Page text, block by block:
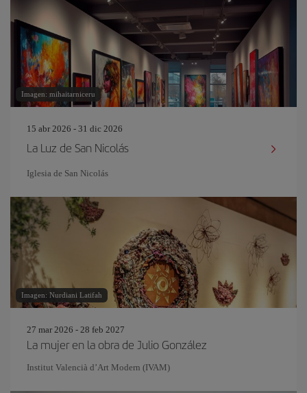
Imagen: mihaitarniceru
15 abr 2026 - 31 dic 2026
La Luz de San Nicolás
Iglesia de San Nicolás
Imagen: Nurdiani Latifah
27 mar 2026 - 28 feb 2027
La mujer en la obra de Julio González
Institut Valencià d’Art Modern (IVAM)